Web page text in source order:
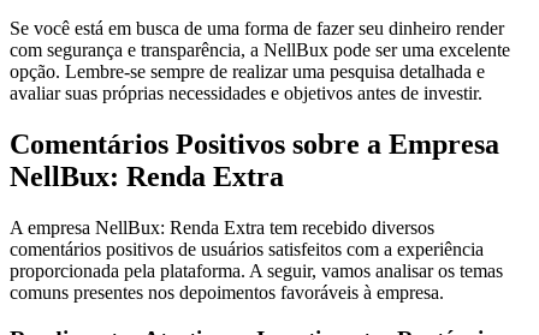
Se você está em busca de uma forma de fazer seu dinheiro render
com segurança e transparência, a NellBux pode ser uma excelente
opção. Lembre-se sempre de realizar uma pesquisa detalhada e
avaliar suas próprias necessidades e objetivos antes de investir.
Comentários Positivos sobre a Empresa
NellBux: Renda Extra
A empresa NellBux: Renda Extra tem recebido diversos
comentários positivos de usuários satisfeitos com a experiência
proporcionada pela plataforma. A seguir, vamos analisar os temas
comuns presentes nos depoimentos favoráveis à empresa.